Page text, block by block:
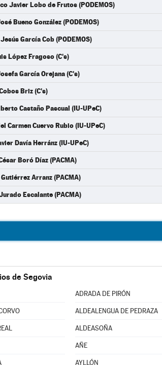
Javier Lobo de Frutos (PODEMOS)
Bueno González (PODEMOS)
García Cob (PODEMOS)
López Fragoso (C's)
García Orejana (C's)
Briz (C's)
Castaño Pascual (IU-UPeC)
Carmen Cuervo Rubio (IU-UPeC)
Davía Herránz (IU-UPeC)
Boró Díaz (PACMA)
Arranz (PACMA)
Escalante (PACMA)
de Segovia
ADRADA DE PIRÓN
ALDEALENGUA DE PEDRAZA
ALDEASOÑA
AÑE
AYLLÓN